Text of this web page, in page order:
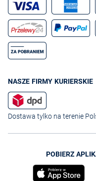
NASZE FIRMY KURIERSKIE
Dostawa tylko na terenie
POBIERZ